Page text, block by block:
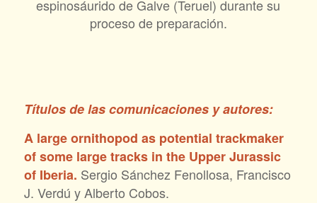
espinosáurido de Galve (Teruel) durante su
proceso de preparación.
Títulos de las comunicaciones y autores:
A large ornithopod as potential trackmaker
of some large tracks in the Upper Jurassic
of Iberia. Sergio Sánchez Fenollosa, Francisco
J. Verdú y Alberto Cobos.